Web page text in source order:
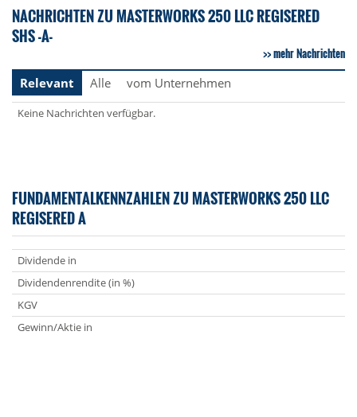
NACHRICHTEN ZU MASTERWORKS 250 LLC REGISERED
SHS -A-
mehr Nachrichten
Relevant
Alle vom Unternehmen
Keine Nachrichten verfügbar.
FUNDAMENTALKENNZAHLEN ZU MASTERWORKS 250 LLC
REGISERED A
Dividende in
Dividendenrendite (in %)
KGV
Gewinn/Aktie in